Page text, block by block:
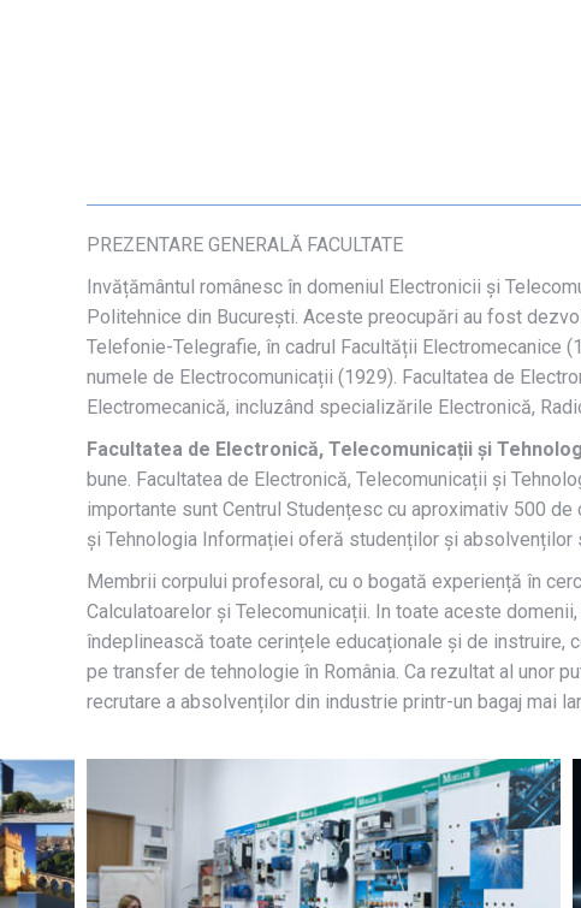
PREZENTARE GENERALĂ FACULTATE
Invățământul românesc în domeniul Electronicii și
Politehnice din București. Aceste preocupări au fost
Telefonie-Telegrafie, în cadrul Facultății Electromecanice
numele de Electrocomunicații (1929). Facultatea de
Electromecanică, incluzând specializările Electronică,
Facultatea de Electronică, Telecomunicații și
bune. Facultatea de Electronică, Telecomunicații și
importante sunt Centrul Studențesc cu aproximativ 500
și Tehnologia Informației oferă studenților și absolvenților
Membrii corpului profesoral, cu o bogată experiență în
Calculatoarelor și Telecomunicații. In toate aceste
îndeplinească toate cerințele educaționale și de instruire,
pe transfer de tehnologie în România. Ca rezultat al unor
recrutare a absolvenților din industrie printr-un bagaj mai